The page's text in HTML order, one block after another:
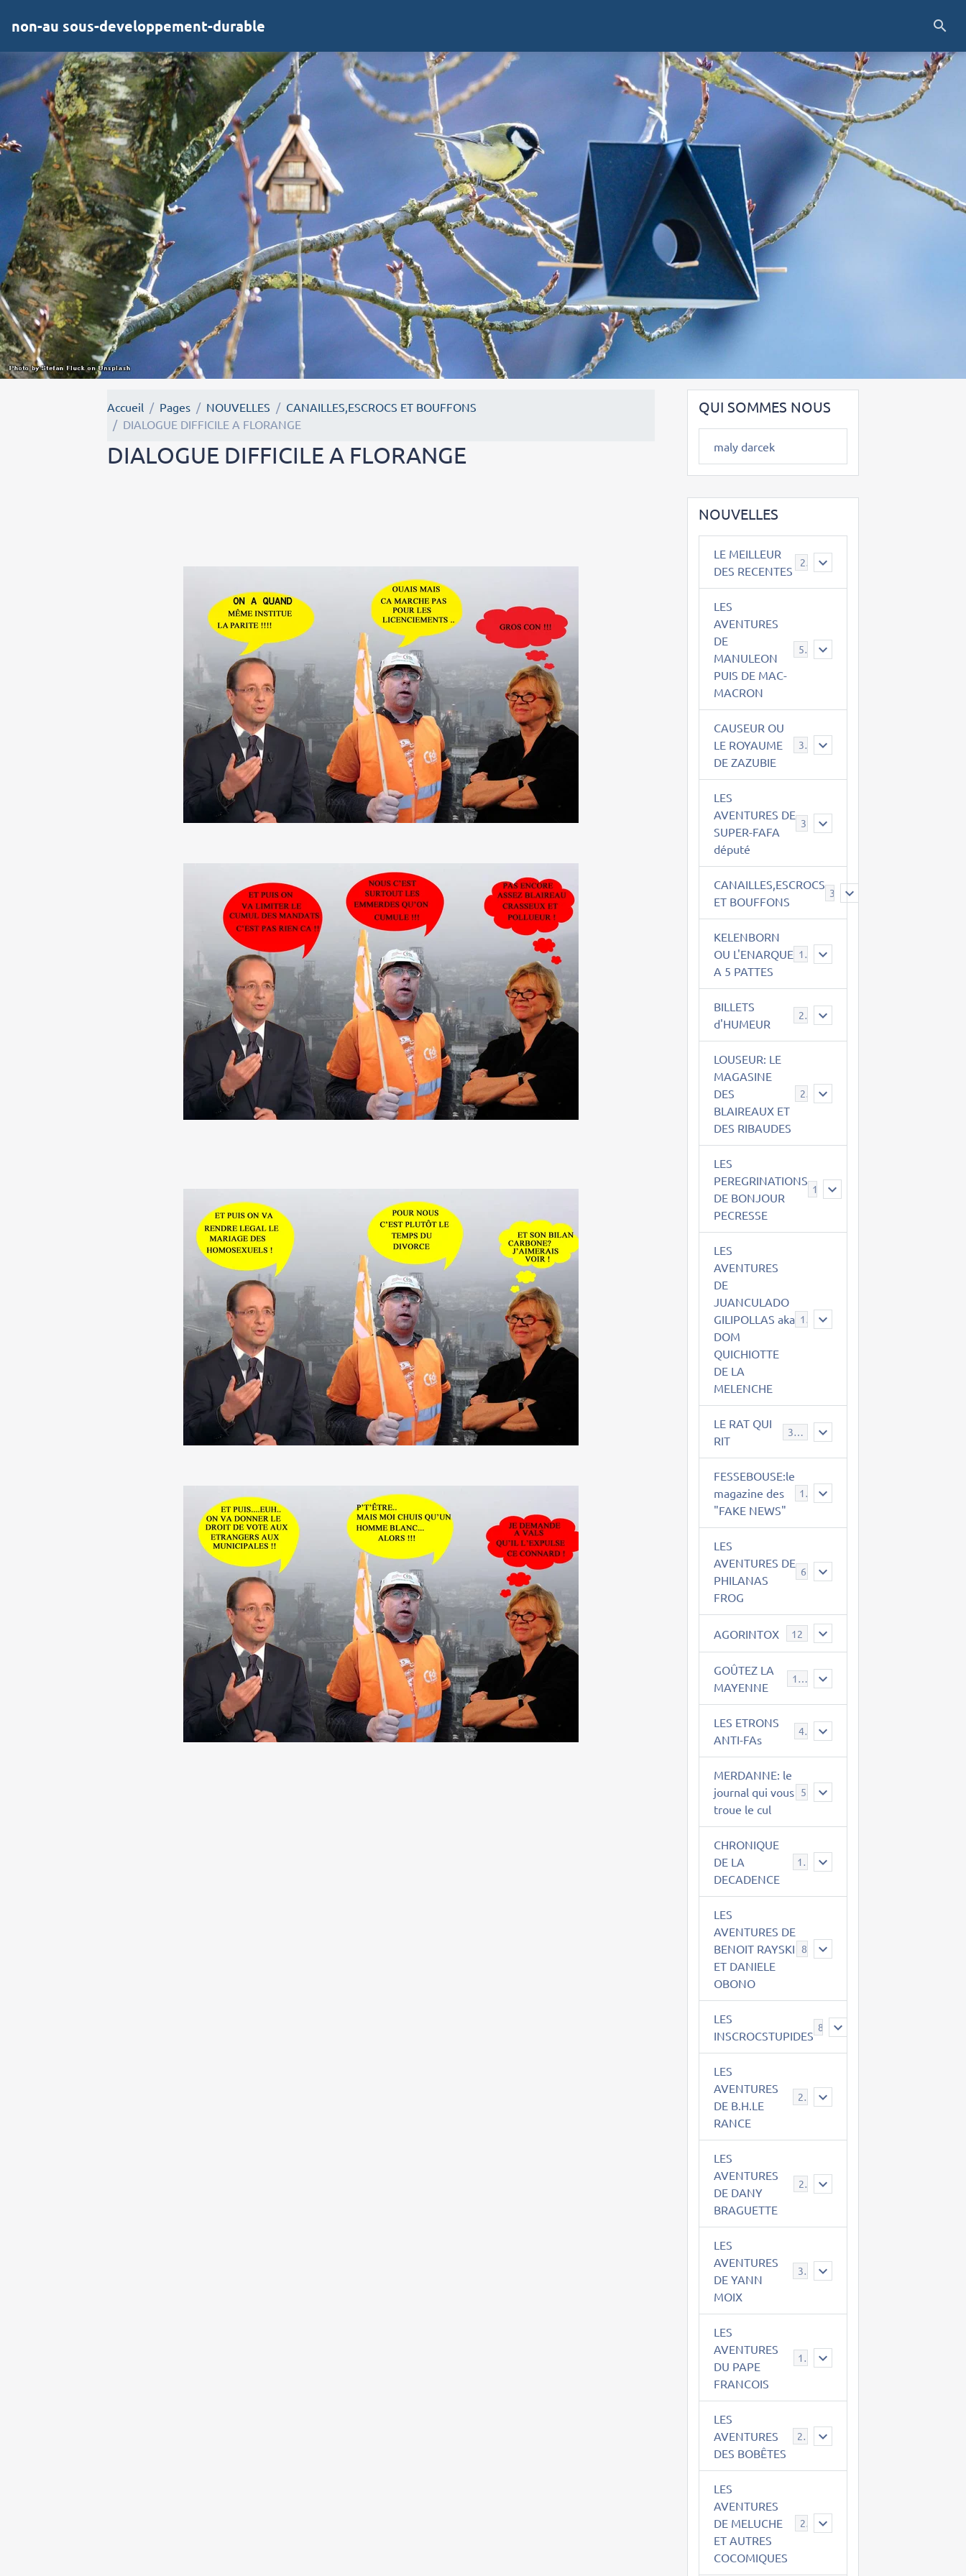
non-au sous-developpement-durable
Accueil Pages NOUVELLES
CANAILLES,ESCROCS ET BOUFFONS
DIALOGUE DIFFICILE A FLORANGE
DIALOGUE DIFFICILE A FLORANGE
QUI SOMMES NOUS
maly darcek
NOUVELLES
LE MEILLEUR
DES RECENTES
2
LES
AVENTURES
DE
MANULEON
PUIS DE MAC-
MACRON
543
CAUSEUR OU
LE ROYAUME
DE ZAZUBIE
38
LES
AVENTURES DE
SUPER-FAFA
député
CANAILLES,ESCROCS
ET BOUFFONS
385
KELENBORN
OU L'ENARQUE
A 5 PATTES
14
BILLETS
d'HUMEUR
2
LOUSEUR: LE
MAGASINE
DES
BLAIREAUX ET
DES RIBAUDES
21
LES
PEREGRINATIONS
DE BONJOUR
PECRESSE
14
LES
AVENTURES
DE
JUANCULADO
GILIPOLLAS aka
DOM
QUICHIOTTE
DE LA
MELENCHE
119
LE RAT QUI
RIT
395
FESSEBOUSE:le
magazine des
"FAKE NEWS"
19
LES
AVENTURES DE
PHILANAS
FROG
AGORINTOX 12
GOÛTEZ LA
MAYENNE
189
LES ETRONS
ANTI-FAs
4
MERDANNE: le
journal qui vous
troue le cul
CHRONIQUE
DE LA
DECADENCE
12
LES
AVENTURES DE
BENOIT RAYSKI
ET DANIELE
OBONO
LES
INSCROCSTUPIDES
8
LES
AVENTURES
DE B.H.LE
RANCE
21
LES
AVENTURES
DE DANY
BRAGUETTE
29
LES
AVENTURES
DE YANN
MOIX
39
LES
AVENTURES
DU PAPE
FRANCOIS
15
LES
AVENTURES
DES BOBÊTES
23
LES
AVENTURES
DE MELUCHE
ET AUTRES
COCOMIQUES
22